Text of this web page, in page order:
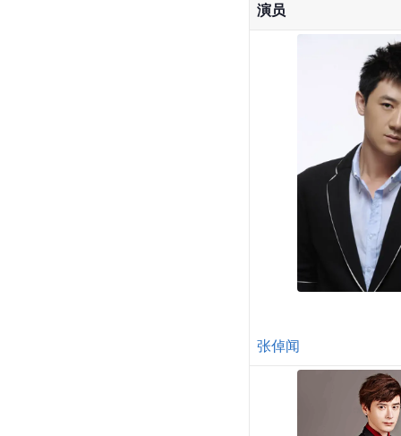
演员
张倬闻